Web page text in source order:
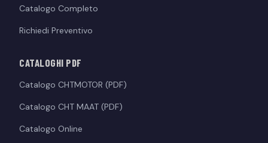
Catalogo Completo
Richiedi Preventivo
CATALOGHI PDF
Catalogo CHTMOTOR (PDF)
Catalogo CHT MAAT (PDF)
Catalogo Online